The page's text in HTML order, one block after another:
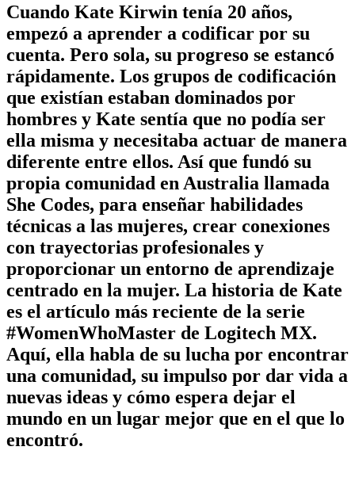
Cuando Kate Kirwin tenía 20 años,
empezó a aprender a codificar por su
cuenta. Pero sola, su progreso se estancó
rápidamente. Los grupos de codificación
que existían estaban dominados por
hombres y Kate sentía que no podía ser
ella misma y necesitaba actuar de manera
diferente entre ellos. Así que fundó su
propia comunidad en Australia llamada
She Codes, para enseñar habilidades
técnicas a las mujeres, crear conexiones
con trayectorias profesionales y
proporcionar un entorno de aprendizaje
centrado en la mujer. La historia de Kate
es el artículo más reciente de la serie
#WomenWhoMaster de Logitech MX.
Aquí, ella habla de su lucha por encontrar
una comunidad, su impulso por dar vida a
nuevas ideas y cómo espera dejar el
mundo en un lugar mejor que en el que lo
encontró.